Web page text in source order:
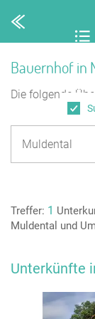
Bauernhof in
Die folgende
Treffer: 1
Muldental und
Unterkünfte